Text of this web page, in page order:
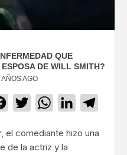
QUE
DE WILL SMITH?
AÑOS AGO
Facebook
TwitterWhatsApp
LinkedIn
el comediante hizo una
de la actriz y la